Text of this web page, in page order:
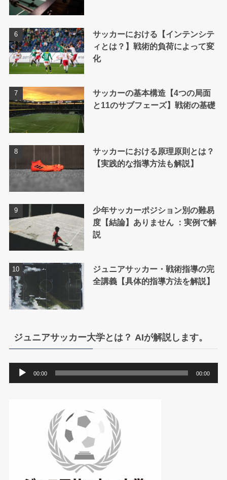
サッカーにおける【インテンシテ
ィとは？】戦術的負荷によって変
化
サッカーの基本構造【4つの局面
と11のサブフェーズ】戦術の基礎
サッカーにおける原理原則とは？
【実践的な指導方法も解説】
少年サッカーポジション別の難易
度【結論】ありません ：実例で解
説
ジュニアサッカー・戦術指導の完
全講義【具体的指導方法を解説】
ジュニアサッカー大学とは？ AIが解説します。
声
00:00 00:00